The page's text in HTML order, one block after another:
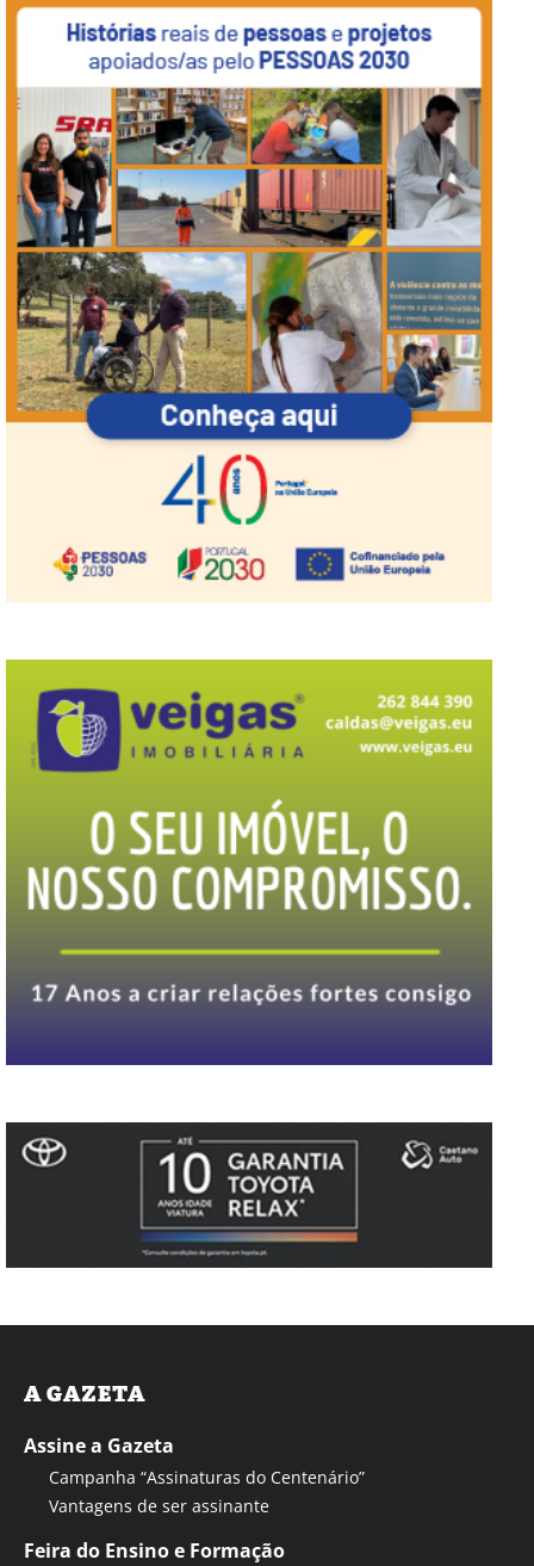
A GAZETA
Assine a Gazeta
Campanha “Assinaturas do Centenário”
Vantagens de ser assinante
Feira do Ensino e Formação